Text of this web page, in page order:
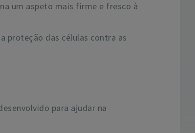
um aspeto mais firme e fresco à
proteção das células contra as
para ajudar na